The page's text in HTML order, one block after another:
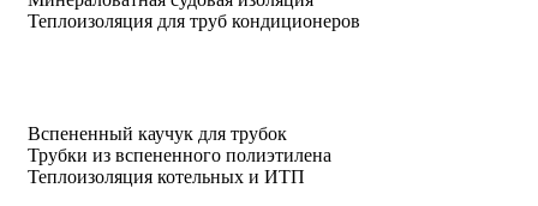
Теплоизоляция для труб кондиционеров
Вспененный каучук для трубок
Трубки из вспененного полиэтилена
Теплоизоляция котельных и ИТП